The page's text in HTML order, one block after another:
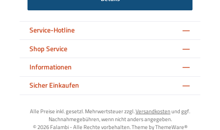
Service-Hotline
Shop Service
Informationen
Sicher Einkaufen
Alle Preise inkl. gesetzl. Mehrwertsteuer zzgl.Versandkostenund ggf.
Nachnahmegebühren, wenn nicht anders angegeben.
© 2026 Falambi - Alle Rechte vorbehalten. Theme byThemeWare®